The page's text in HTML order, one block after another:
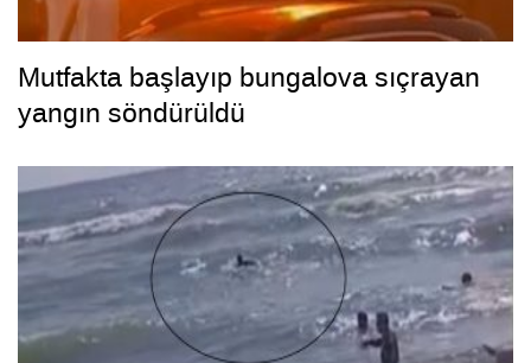
Mutfakta başlayıp bungalova sıçrayan
yangın söndürüldü